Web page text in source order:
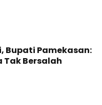
Bupati Pamekasan:
Tak Bersalah